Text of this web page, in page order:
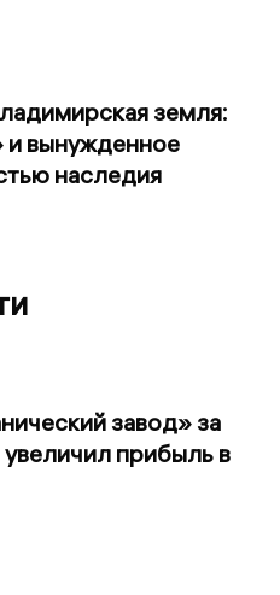
земля:
и вынужденное
наследия
завод» за
прибыль в